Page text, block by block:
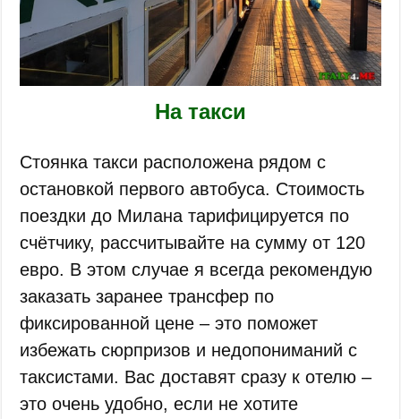
На такси
Стоянка такси расположена рядом с
остановкой первого автобуса. Стоимость
поездки до Милана тарифицируется по
счётчику, рассчитывайте на сумму от 120
евро. В этом случае я всегда рекомендую
заказать заранее трансфер по
фиксированной цене – это поможет
избежать сюрпризов и недопониманий с
таксистами. Вас доставят сразу к отелю –
это очень удобно, если не хотите